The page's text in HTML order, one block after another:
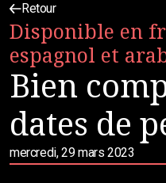
Retour
Disponible en
espagnol et
Bien
dates de
mercredi, 29 mars 2023